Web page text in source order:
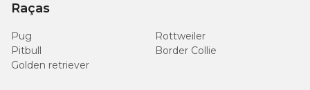
Raças
Pug
Rottweiler
Pitbull
Border Collie
Golden retriever